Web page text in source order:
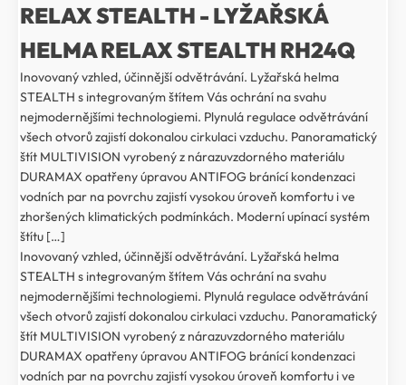
RELAX STEALTH - LYŽAŘSKÁ
HELMA RELAX STEALTH RH24Q
Inovovaný vzhled, účinnější odvětrávání. Lyžařská helma
STEALTH s integrovaným štítem Vás ochrání na svahu
nejmodernějšími technologiemi. Plynulá regulace odvětrávání
všech otvorů zajistí dokonalou cirkulaci vzduchu. Panoramatický
štít MULTIVISION vyrobený z nárazuvzdorného materiálu
DURAMAX opatřeny úpravou ANTIFOG bránící kondenzaci
vodních par na povrchu zajistí vysokou úroveň komfortu i ve
zhoršených klimatických podmínkách. Moderní upínací systém
štítu […]
Inovovaný vzhled, účinnější odvětrávání. Lyžařská helma
STEALTH s integrovaným štítem Vás ochrání na svahu
nejmodernějšími technologiemi. Plynulá regulace odvětrávání
všech otvorů zajistí dokonalou cirkulaci vzduchu. Panoramatický
štít MULTIVISION vyrobený z nárazuvzdorného materiálu
DURAMAX opatřeny úpravou ANTIFOG bránící kondenzaci
vodních par na povrchu zajistí vysokou úroveň komfortu i ve